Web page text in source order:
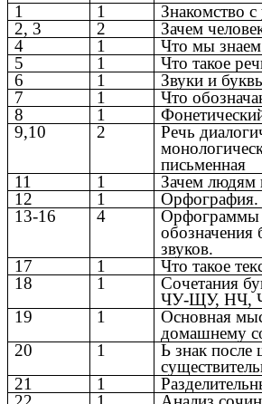
1 1
Знакомство
2, 3
2
Зачем
4
1
Что мы
5
1
Что такое
6
1
Звуки и
7
1
Что
8
1
9,10
2
Речь
письменная
11
1
Зачем людям
12
1
13-16
4
Орфограммы
обозначения
звуков.
17
1
Что такое
18
1
Сочетания
ЧУ-ЩУ, НЧ,
19
1
Основная
домашнему
20
1
Ь знак
21
1